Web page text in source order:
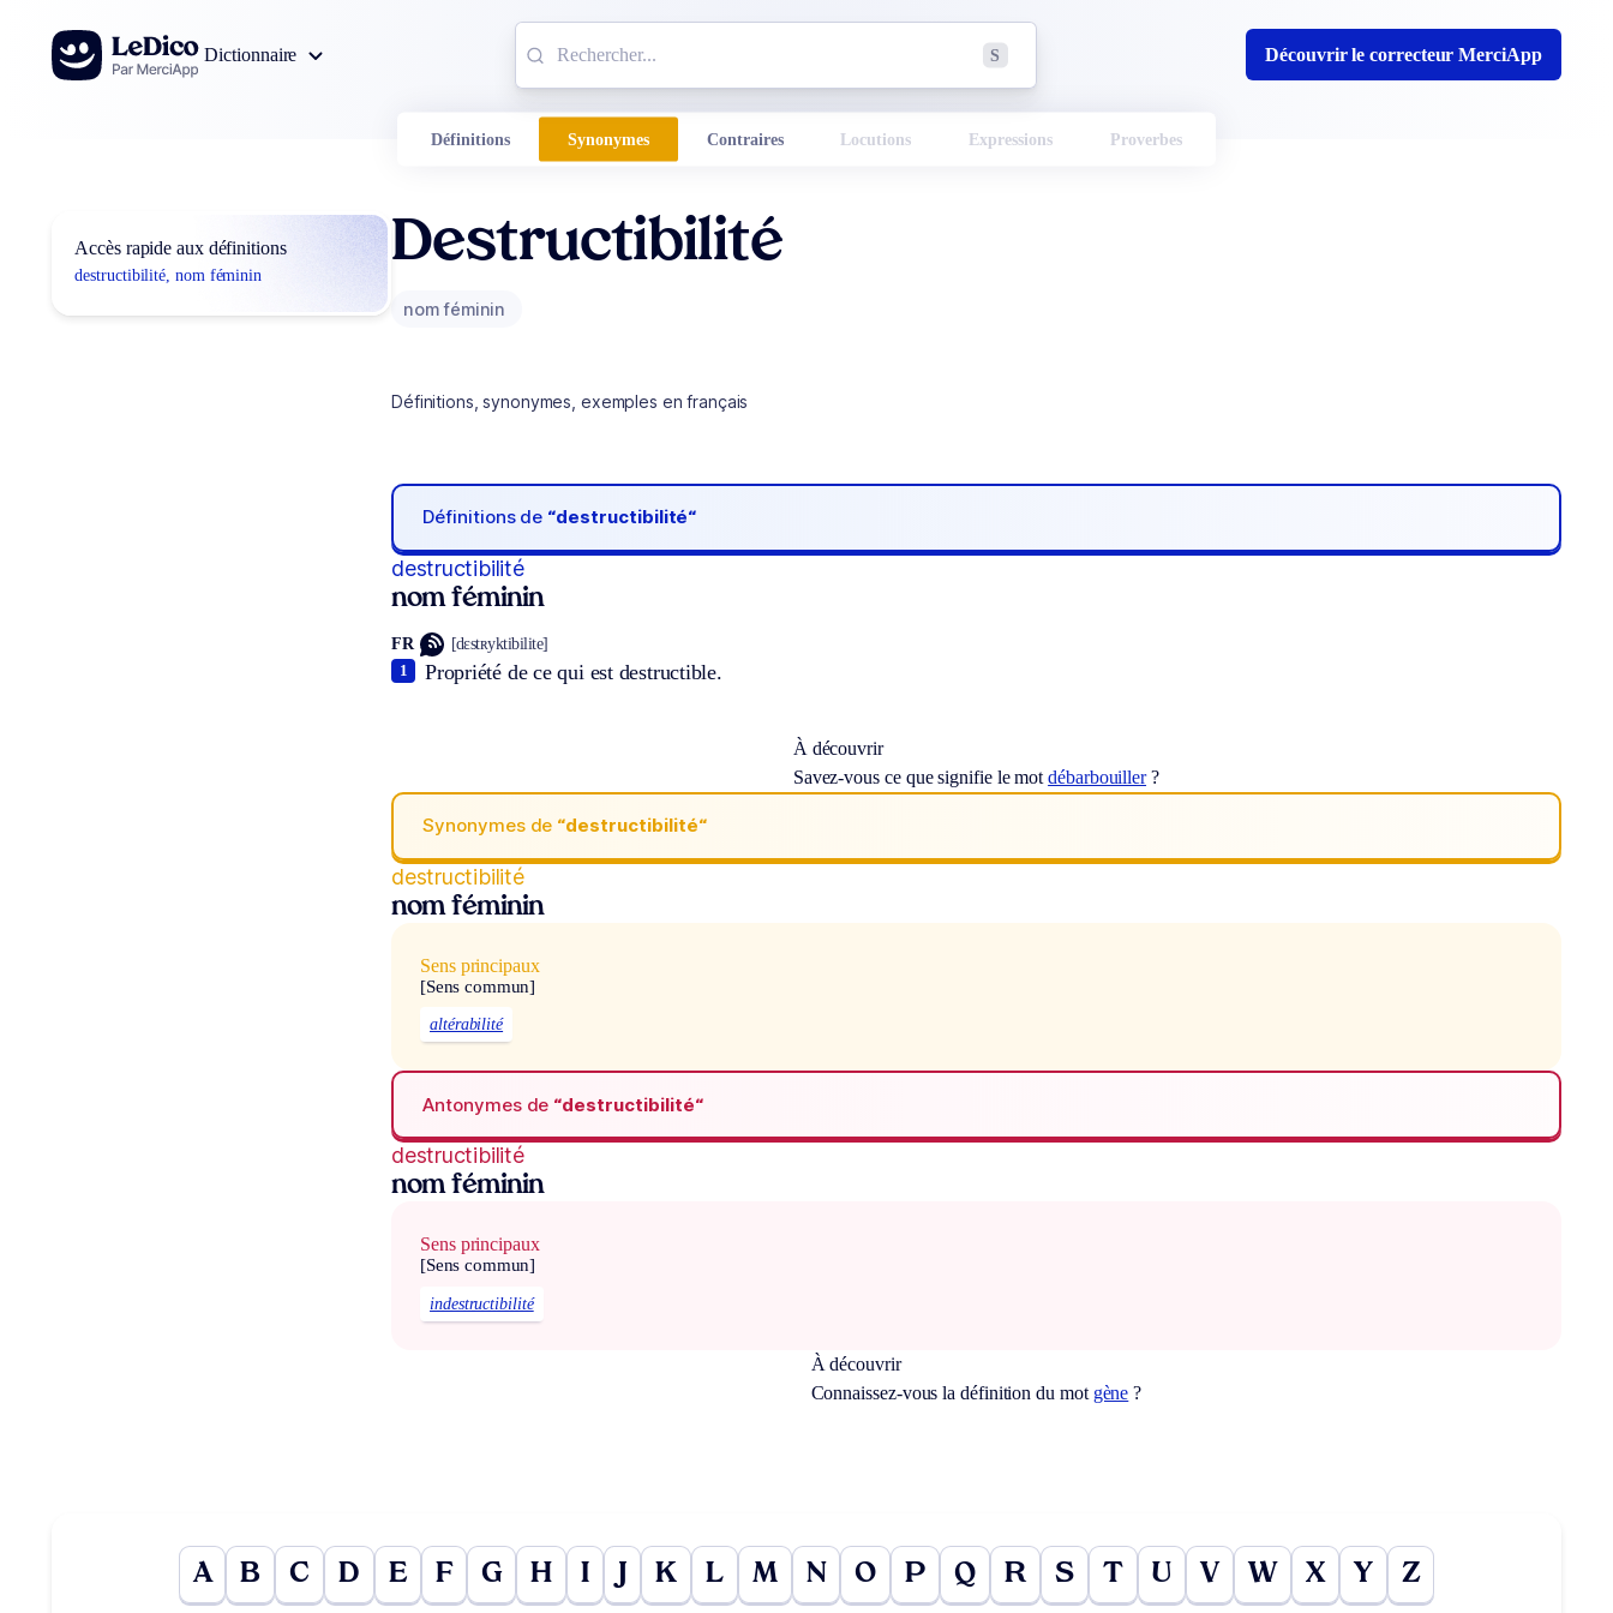
Aller au contenu
Dictionnaire
S Découvrir le correcteur MerciApp
Définitions Synonymes Contraires Locutions Expressions Proverbes
Accès rapide aux définitions
destructibilité, nom féminin
Destructibilité
nom féminin
Définitions, synonymes, exemples en français
Définitions de “destructibilité“
destructibilité
nom féminin
FR [dɛstʀyktibilite]
Propriété de ce qui est destructible.
1
À découvrir
Savez-vous ce que signifie le motdébarbouiller?
Synonymes de “destructibilité“
destructibilité
nom féminin
Sens principaux
[Sens commun]
altérabilité
Antonymes de “destructibilité“
destructibilité
nom féminin
Sens principaux
[Sens commun]
indestructibilité
À découvrir
Connaissez-vous la définition du mot gène ?
A B C D E F G H I J K L M N O P Q R S T U V W X Y Z